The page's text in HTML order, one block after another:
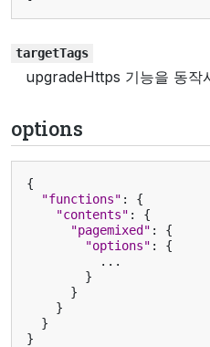
targetTags
upgradeHttps 기능을 동작
options
{
"functions" :
{
"contents" :
{
"pagemixed" :
{
"options" :
{
...
}
}
}
}
}